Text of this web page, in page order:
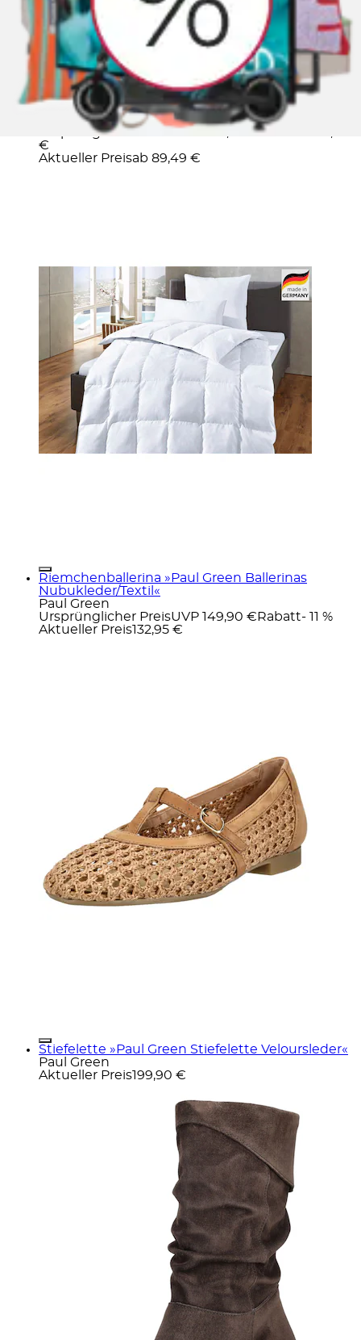
+
Farben
Daunenbettdecke »Köniz, Bettdecke 135x200
cm, 155x220 cm und weitere Größen« leicht...
OTTO home
Ursprünglicher Preis
UVP 209,00 €Rabatt
€
Aktueller Preisab 89,49 €
Riemchenballerina »Paul Green Ballerinas
Nubukleder/Textil«
Paul Green
Ursprünglicher PreisUVP 149,90 € Rabatt- 11 %
Aktueller Preis132,95 €
Stiefelette »Paul Green Stiefelette Veloursleder«
Paul Green
Aktueller Preis199,90 €